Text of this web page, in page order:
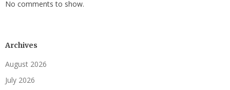
No comments to show.
Archives
August 2026
July 2026